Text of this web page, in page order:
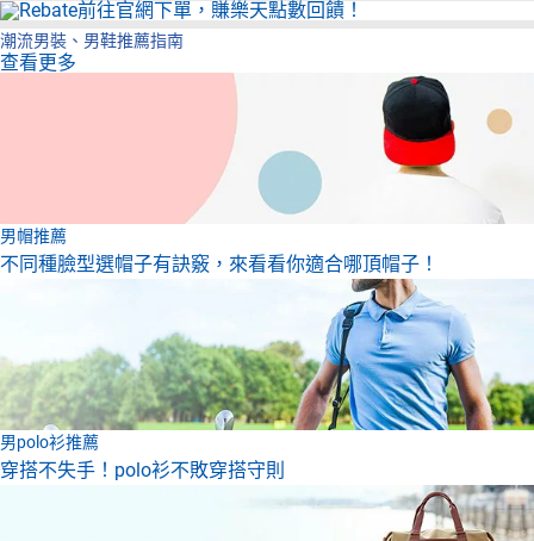
潮流男裝、男鞋推薦指南
查看更多
男帽推薦
不同種臉型選帽子有訣竅，來看看你適合哪頂帽子！
男polo衫推薦
穿搭不失手！polo衫不敗穿搭守則